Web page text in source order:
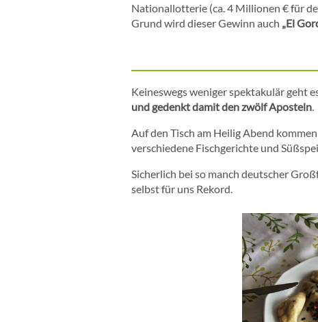
Nationallotterie (ca. 4 Millionen € für
Grund wird dieser Gewinn auch „El
Keineswegs weniger spektakulär geht
und gedenkt damit den zwölf Aposteln
Auf den Tisch am Heilig Abend
verschiedene Fischgerichte und
Sicherlich bei so manch deutscher
selbst für uns Rekord.